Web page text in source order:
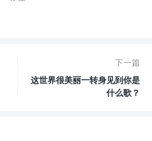
下一篇
这世界很美丽一转身见到你是
什么歌？